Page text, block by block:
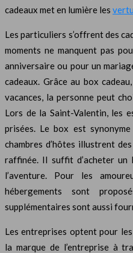
cadeaux met en lumière les
Les particuliers s’offrent des
moments ne manquent pas
anniversaire ou pour un
cadeaux. Grâce au box
vacances, la personne peut
Lors de la Saint-Valentin, les
prisées. Le box est
chambres d’hôtes illustrent
raffinée. Il suffit d’acheter
l’aventure. Pour les
hébergements sont
supplémentaires sont aussi
Les entreprises optent pour les
la marque de l’entreprise à